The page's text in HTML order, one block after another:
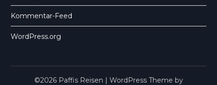
Kommentar-Feed
WordPress.org
©2026 Paffis Reisen | WordPress Theme by